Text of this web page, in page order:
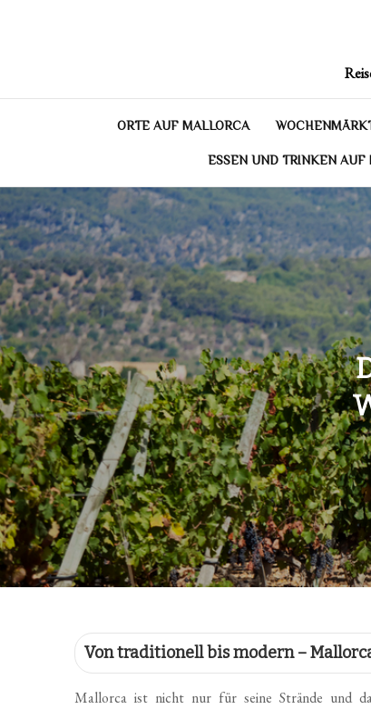
ORTE AUF MALLORCA
ESSEN UND TRINKEN AUF
Von traditionell bis modern –
Mallorca ist nicht nur für seine Strände und